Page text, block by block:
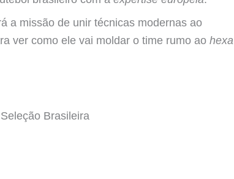
a missão de unir técnicas modernas ao
ver como ele vai moldar o time rumo ao hexa
Brasileira